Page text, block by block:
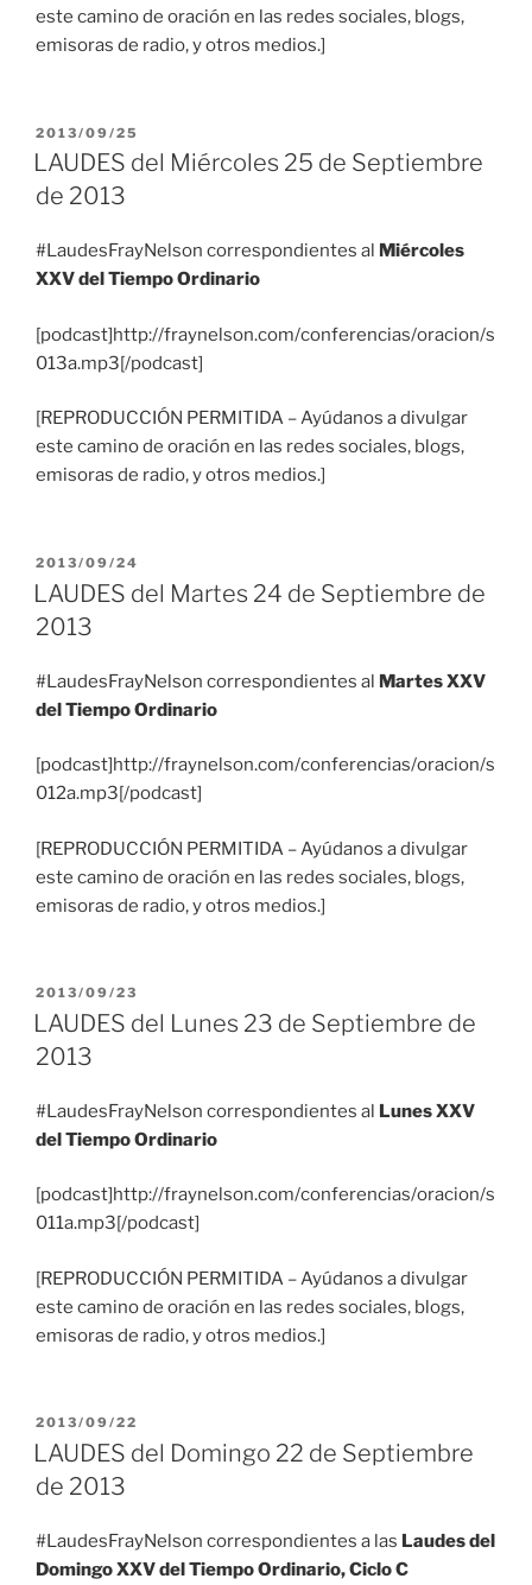
este camino de oración en las redes sociales, blogs,
emisoras de radio, y otros medios.]
PUBLICADO
EL
2013/09/25
LAUDES del Miércoles 25 de Septiembre
de 2013
#LaudesFrayNelson correspondientes al Miércoles
XXV del Tiempo Ordinario
[podcast]http://fraynelson.com/conferencias/oracion/s
013a.mp3[/podcast]
[REPRODUCCIÓN PERMITIDA – Ayúdanos a divulgar
este camino de oración en las redes sociales, blogs,
emisoras de radio, y otros medios.]
PUBLICADO
EL
2013/09/24
LAUDES del Martes 24 de Septiembre de
2013
#LaudesFrayNelson correspondientes al Martes XXV
del Tiempo Ordinario
[podcast]http://fraynelson.com/conferencias/oracion/s
012a.mp3[/podcast]
[REPRODUCCIÓN PERMITIDA – Ayúdanos a divulgar
este camino de oración en las redes sociales, blogs,
emisoras de radio, y otros medios.]
PUBLICADO
EL
2013/09/23
LAUDES del Lunes 23 de Septiembre de
2013
#LaudesFrayNelson correspondientes al Lunes XXV
del Tiempo Ordinario
[podcast]http://fraynelson.com/conferencias/oracion/s
011a.mp3[/podcast]
[REPRODUCCIÓN PERMITIDA – Ayúdanos a divulgar
este camino de oración en las redes sociales, blogs,
emisoras de radio, y otros medios.]
PUBLICADO
EL
2013/09/22
LAUDES del Domingo 22 de Septiembre
de 2013
#LaudesFrayNelson correspondientes a las Laudes del
Domingo XXV del Tiempo Ordinario, Ciclo C